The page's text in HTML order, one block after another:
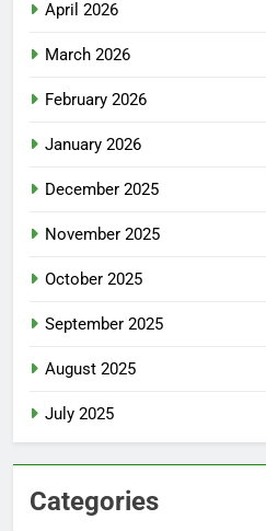
April 2026
March 2026
February 2026
January 2026
December 2025
November 2025
October 2025
September 2025
August 2025
July 2025
Categories